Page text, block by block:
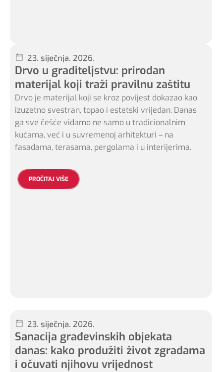
23. siječnja. 2026.
Drvo u graditeljstvu: prirodan
materijal koji traži pravilnu zaštitu
Drvo je materijal koji se kroz povijest dokazao kao
izuzetno svestran, topao i estetski vrijedan. Danas
ga sve češće viđamo ne samo u tradicionalnim
kućama, već i u suvremenoj arhitekturi – na
fasadama, terasama, pergolama i u interijerima.
PROČITAJ VIŠE
23. siječnja. 2026.
Sanacija građevinskih objekata
danas: kako produžiti život zgradama
i očuvati njihovu vrijednost